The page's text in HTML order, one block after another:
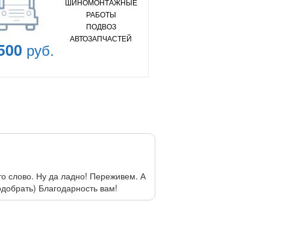
ШИНОМОНТАЖНЫЕ
РАБОТЫ
ПОДВОЗ
АВТОЗАПЧАСТЕЙ
руб.
слово. Ну да ладно! Переживем. А
Благодарность вам!